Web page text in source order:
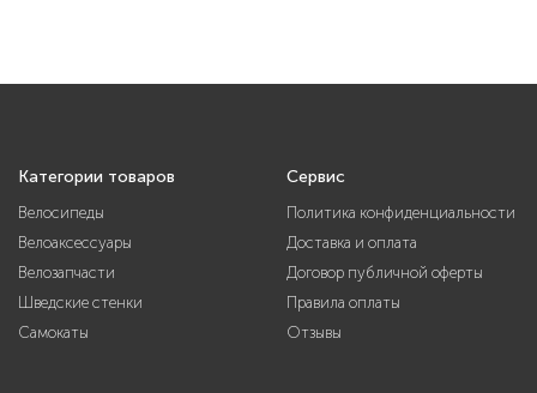
Категории товаров
Велосипеды
Велоаксессуары
Велозапчасти
Шведские стенки
Самокаты
Сервис
Политика конфиденциальности
Доставка и оплата
Договор публичной оферты
Правила оплаты
Отзывы